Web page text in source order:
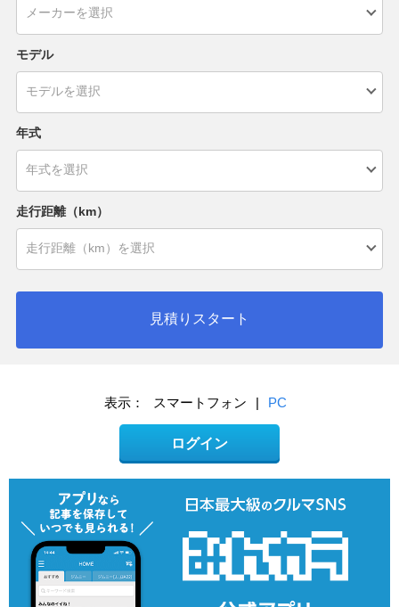
モデル
年式
走行距離（km）
見積りスタート
表示： スマートフォン | PC
ログイン